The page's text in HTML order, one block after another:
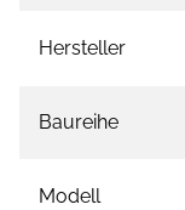
Hersteller
Baureihe
Modell